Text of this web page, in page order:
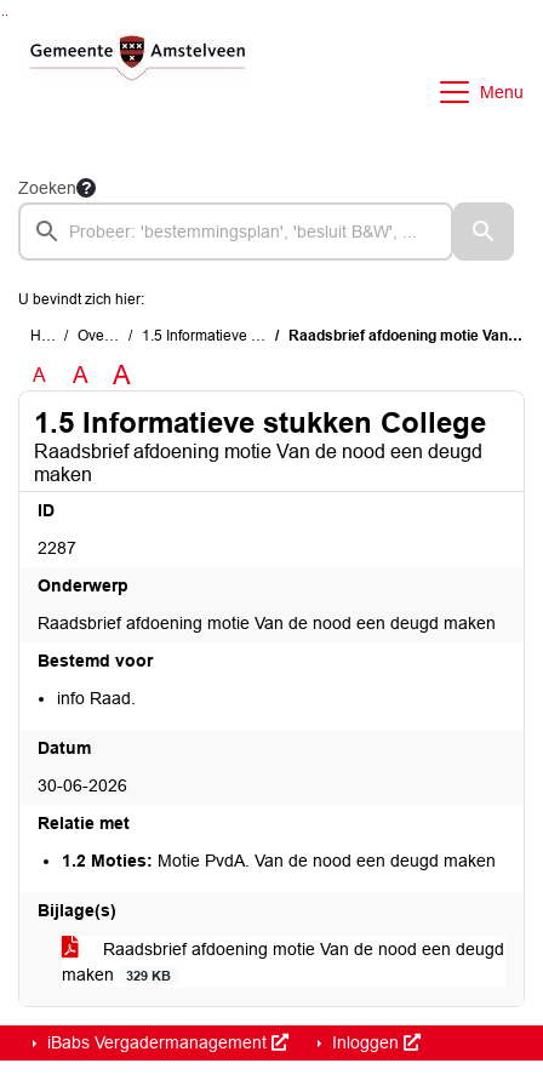
Menu
Zoeken
U bevindt zich hier:
Home Overzichten 1.5 Informatieve stukken College Raadsbrief afdoening motie Van de nood een deugd maken
A A A
1.5 Informatieve stukken College
Raadsbrief afdoening motie Van de nood een deugd
maken
ID
2287
Onderwerp
Raadsbrief afdoening motie Van de nood een deugd maken
Bestemd voor
info Raad.
Datum
30-06-2026
Relatie met
1.2 Moties: Motie PvdA. Van de nood een deugd maken
Bijlage(s)
Raadsbrief afdoening motie Van de nood een deugd
maken
329 KB
iBabs Vergadermanagement Inloggen